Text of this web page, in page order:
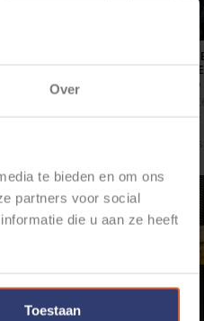
Over
te bieden en om ons
partners voor social
die u aan ze heeft
Toestaan
SPLIT - UV
- PER METER
NW17
*